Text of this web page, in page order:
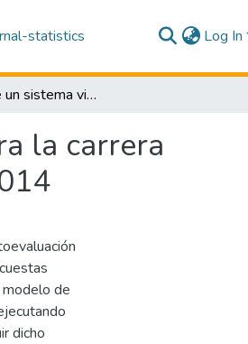
statistics Log In
Desarrollo de un sistema virtual de autoevaluación para la carrera profesional de enfermería de la UNAP- Iquitos, Perú 2014
la carrera
de
dicho